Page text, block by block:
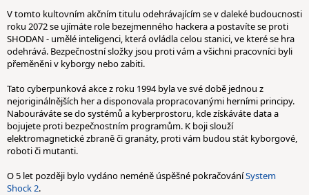
V tomto kultovním akčním titulu odehrávajícím se v daleké budoucnosti
roku 2072 se ujímáte role bezejmenného hackera a postavíte se proti
SHODAN - umělé inteligenci, která ovládla celou stanici, ve které se hra
odehrává. Bezpečnostní složky jsou proti vám a všichni pracovníci byli
přeměněni v kyborgy nebo zabiti.
Tato cyberpunková akce z roku 1994 byla ve své době jednou z
nejoriginálnějších her a disponovala propracovanými herními principy.
Nabouráváte se do systémů a kyberprostoru, kde získáváte data a
bojujete proti bezpečnostním programům. K boji slouží
elektromagnetické zbraně či granáty, proti vám budou stát kyborgové,
roboti či mutanti.
O 5 let později bylo vydáno neméně úspěšné pokračováníSystem
Shock 2.